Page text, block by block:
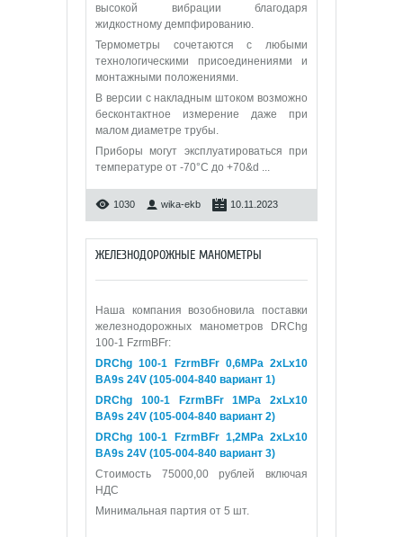
высокой вибрации благодаря
жидкостному демпфированию.
Термометры сочетаются с любыми
технологическими присоединениями и
монтажными положениями.
В версии с накладным штоком возможно
бесконтактное измерение даже при
малом диаметре трубы.
Приборы могут эксплуатироваться при
температуре от -70°C до +70&d ...
1030 wika-ekb 10.11.2023
ЖЕЛЕЗНОДОРОЖНЫЕ МАНОМЕТРЫ
Наша компания возобновила поставки
железнодорожных манометров DRChg
100-1 FzrmBFr:
DRChg 100-1 FzrmBFr 0,6МРа 2xLx10
BA9s 24V (105-004-840 вариант 1)
DRChg 100-1 FzrmBFr 1МРа 2xLx10
BA9s 24V (105-004-840 вариант 2)
DRChg 100-1 FzrmBFr 1,2МРа 2xLx10
BA9s 24V (105-004-840 вариант 3)
Стоимость 75000,00 рублей включая
НДС
Минимальная партия от 5 шт.